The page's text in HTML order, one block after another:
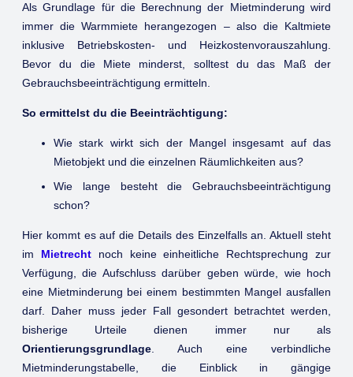
Als Grundlage für die Berechnung der Mietminderung wird
immer die Warmmiete herangezogen – also die Kaltmiete
inklusive Betriebskosten- und Heizkostenvorauszahlung.
Bevor du die Miete minderst, solltest du das Maß der
Gebrauchsbeeinträchtigung ermitteln.
So ermittelst du die Beeinträchtigung:
Wie stark wirkt sich der Mangel insgesamt auf das
Mietobjekt und die einzelnen Räumlichkeiten aus?
Wie lange besteht die Gebrauchsbeeinträchtigung
schon?
Hier kommt es auf die Details des Einzelfalls an. Aktuell steht
im Mietrechtnoch keine einheitliche Rechtsprechung zur
Verfügung, die Aufschluss darüber geben würde, wie hoch
eine Mietminderung bei einem bestimmten Mangel ausfallen
darf. Daher muss jeder Fall gesondert betrachtet werden,
bisherige Urteile dienen immer nur als
Orientierungsgrundlage . Auch eine verbindliche
Mietminderungstabelle, die Einblick in gängige